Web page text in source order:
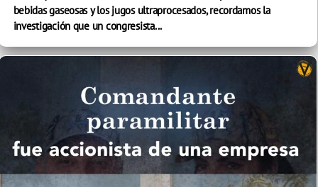
bebidas gaseosas y los jugos ultraprocesados, recordamos la
investigación que un congresista...